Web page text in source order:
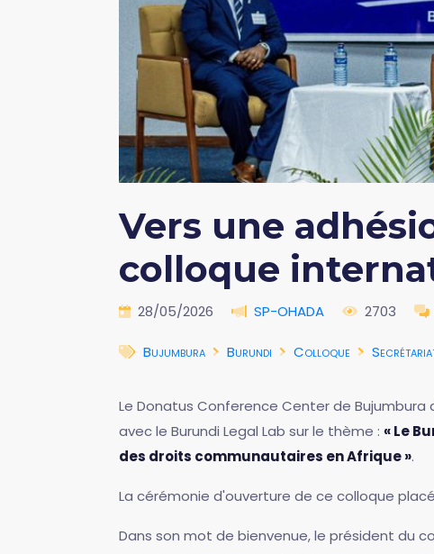
Vers une
colloque
28/05/2026 SP-OHADA 2703
Bujumbura Burundi Colloque
Le Donatus Conference Center de Bujumbura
avec le Burundi Legal Lab sur le thème : « Le
des droits communautaires en Afrique ».
La cérémonie d'ouverture de ce colloque
Dans son mot de bienvenue, le président du